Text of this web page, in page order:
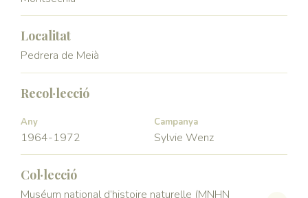
Localitat
Pedrera de Meià
Recol·lecció
Any
1964-1972
Campanya
Sylvie Wenz
Col·lecció
Muséum national d’histoire naturelle (MNHN